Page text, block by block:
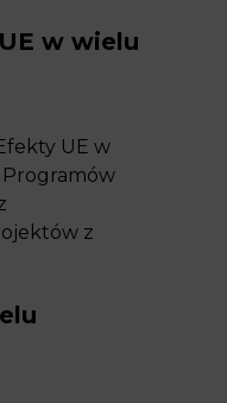
w wielu
UE w
Programów
z